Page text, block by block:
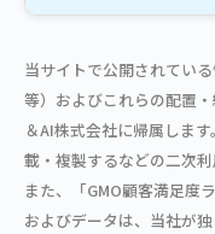
当サイトで公開されてい
等）およびこれらの配置
＆AI株式会社に帰属しま
載・複製するなどの二次利
また、「GMO顧客満足度
およびデータは、当社が